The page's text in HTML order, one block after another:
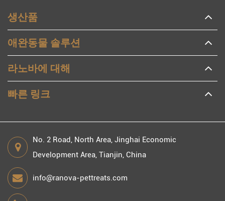
생산품
애완동물 솔루션
라노바에 대해
빠른 링크
No. 2 Road, North Area, Jinghai Economic
Development Area, Tianjin, China
info@ranova-pettreats.com